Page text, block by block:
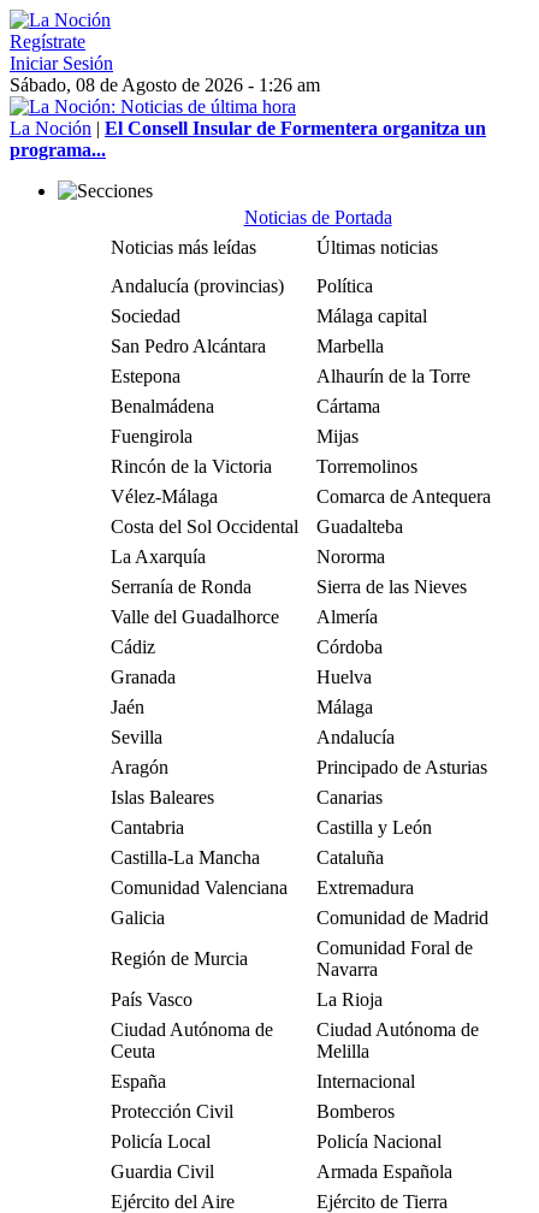
Regístrate
Iniciar Sesión
Sábado, 08 de Agosto de 2026 - 1:26 am
La Noción | El Consell Insular de Formentera organitza un
programa...
Noticias de Portada
Noticias más leídas
Últimas noticias
Andalucía (provincias)
Política
Sociedad
Málaga capital
San Pedro Alcántara
Marbella
Estepona
Alhaurín de la Torre
Benalmádena
Cártama
Fuengirola
Mijas
Rincón de la Victoria
Torremolinos
Vélez-Málaga
Comarca de Antequera
Costa del Sol Occidental
Guadalteba
La Axarquía
Nororma
Serranía de Ronda
Sierra de las Nieves
Valle del Guadalhorce
Almería
Cádiz
Córdoba
Granada
Huelva
Jaén
Málaga
Sevilla
Andalucía
Aragón
Principado de Asturias
Islas Baleares
Canarias
Cantabria
Castilla y León
Castilla-La Mancha
Cataluña
Comunidad Valenciana
Extremadura
Galicia
Comunidad de Madrid
Región de Murcia
Comunidad Foral de
Navarra
País Vasco
La Rioja
Ciudad Autónoma de
Ceuta
Ciudad Autónoma de
Melilla
España
Internacional
Protección Civil
Bomberos
Policía Local
Policía Nacional
Guardia Civil
Armada Española
Ejército del Aire
Ejército de Tierra